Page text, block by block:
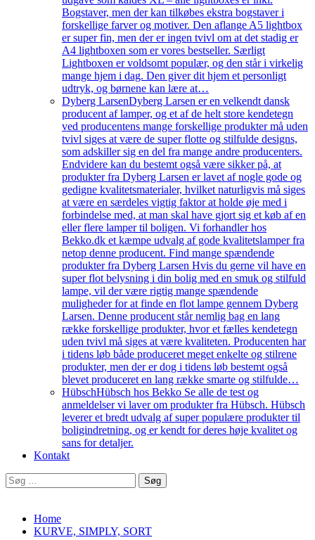
Bogstaver, men der kan tilkøbes ekstra bogstaver i
forskellige farver og motiver. Den aflange A5 lightbox
er super fin, men der er ingen tvivl om at det stadig er
A4 lightboxen som er vores bestseller. Særligt
Lightboxen er voldsomt populær, og den står i virkelig
mange hjem i dag. Den giver dit hjem et personligt
udtryk, og børnene kan lære at…
Dyberg LarsenDyberg Larsen er en velkendt dansk
producent af lamper, og et af de helt store kendetegn
ved producentens mange forskellige produkter må uden
tvivl siges at være de super flotte og stilfulde designs,
som adskiller sig en del fra mange andre producenters.
Endvidere kan du bestemt også være sikker på, at
produkter fra Dyberg Larsen er lavet af nogle gode og
gedigne kvalitetsmaterialer, hvilket naturligvis må siges
at være en særdeles vigtig faktor at holde øje med i
forbindelse med, at man skal have gjort sig et køb af en
eller flere lamper til boligen. Vi forhandler hos
Bekko.dk et kæmpe udvalg af gode kvalitetslamper fra
netop denne producent. Find mange spændende
produkter fra Dyberg Larsen Hvis du gerne vil have en
super flot belysning i din bolig med en smuk og stilfuld
lampe, vil der være rigtig mange spændende
muligheder for at finde en flot lampe gennem Dyberg
Larsen. Denne producent står nemlig bag en lang
række forskellige produkter, hvor et fælles kendetegn
uden tvivl må siges at være kvaliteten. Producenten har
i tidens løb både produceret meget enkelte og stilrene
produkter, men der er dog i tidens løb bestemt også
blevet produceret en lang række smarte og stilfulde…
HübschHübsch hos Bekko Se alle de test og
anmeldelser vi laver om produkter fra Hübsch. Hübsch
leverer et bredt udvalg af super populære produkter til
boligindretning, og er kendt for deres høje kvalitet og
sans for detaljer.
Kontakt
Søg
efter:
Home
KURVE, SIMPLY, SORT